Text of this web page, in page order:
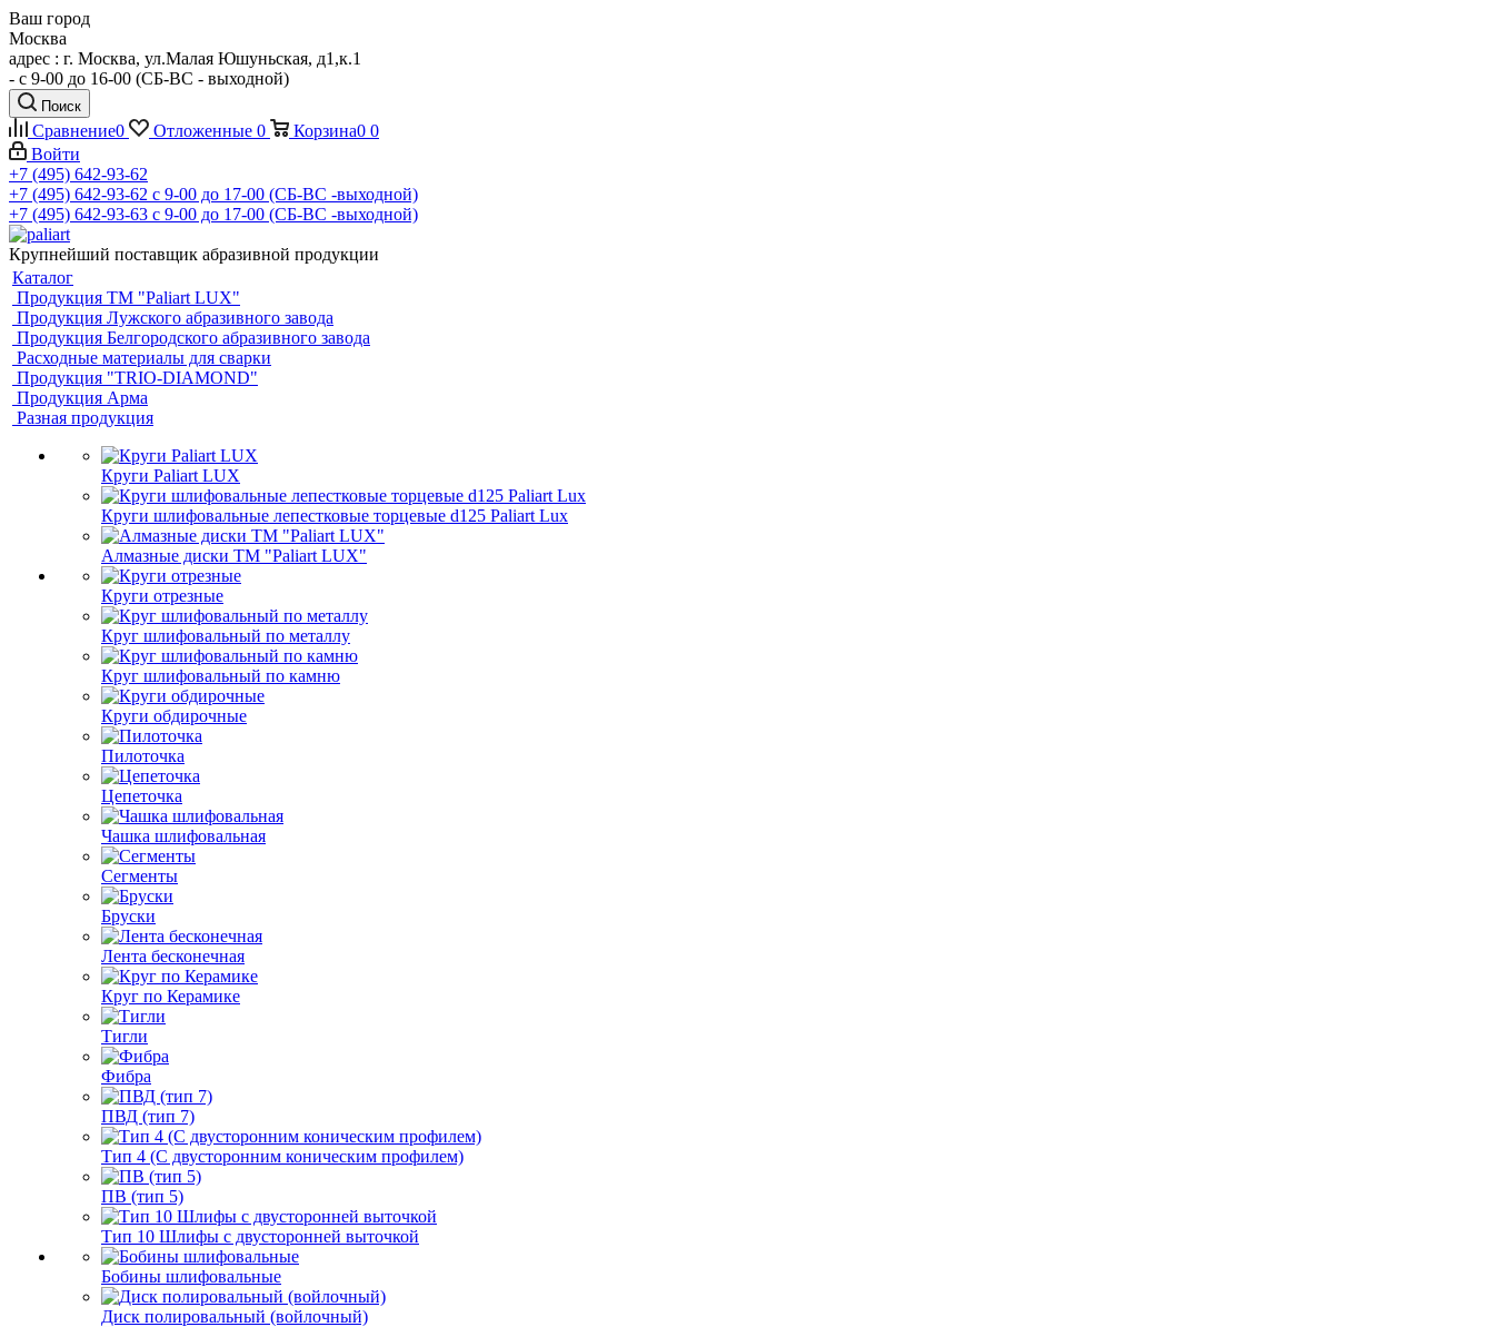
Ваш город
Москва
адрес : г. Москва, ул.Малая Юшуньская, д1,к.1
- c 9-00 до 16-00 (СБ-ВС - выходной)
Поиск
Сравнение0 Отложенные 0 Корзина0 0
Войти
+7 (495) 642-93-62
+7 (495) 642-93-62 c 9-00 до 17-00 (СБ-ВС -выходной)
+7 (495) 642-93-63 c 9-00 до 17-00 (СБ-ВС -выходной)
Крупнейший поставщик абразивной продукции
Каталог
Продукция ТМ "Paliart LUX"
Продукция Лужского абразивного завода
Продукция Белгородского абразивного завода
Расходные материалы для сварки
Продукция "TRIO-DIAMOND"
Продукция Арма
Разная продукция
Круги Paliart LUX
Круги шлифовальные лепестковые торцевые d125 Paliart Lux
Алмазные диски ТМ "Paliart LUX"
Круги отрезные
Круг шлифовальный по металлу
Круг шлифовальный по камню
Круги обдирочные
Пилоточка
Цепеточка
Чашка шлифовальная
Сегменты
Бруски
Лента бесконечная
Круг по Керамике
Тигли
Фибра
ПВД (тип 7)
Тип 4 (С двусторонним коническим профилем)
ПВ (тип 5)
Тип 10 Шлифы с двусторонней выточкой
Бобины шлифовальные
Диск полировальный (войлочный)